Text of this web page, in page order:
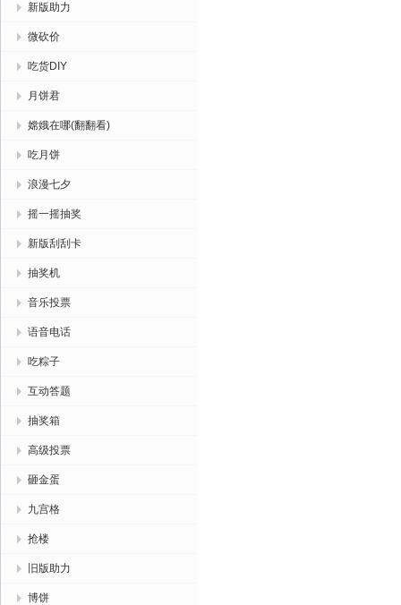
新版助力
微砍价
吃货DIY
月饼君
嫦娥在哪(翻翻看)
吃月饼
浪漫七夕
摇一摇抽奖
新版刮刮卡
抽奖机
音乐投票
语音电话
吃粽子
互动答题
抽奖箱
高级投票
砸金蛋
九宫格
抢楼
旧版助力
博饼